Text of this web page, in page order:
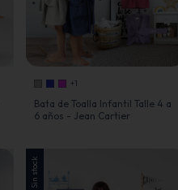
+1
Bata de Toalla Infantil Talle 4 a
6 años - Jean Cartier
Sin stock